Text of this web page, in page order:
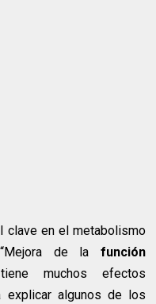
clave en el metabolismo
de la función
muchos efectos
algunos de los